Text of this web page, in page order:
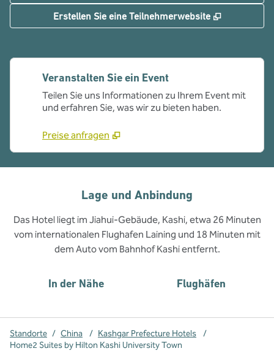
Erstellen Sie eine Teilnehmerwebsite ,
Veranstalten Sie ein Event
Teilen Sie uns Informationen zu Ihrem Event mit
und erfahren Sie, was wir zu bieten haben.
Preise anfragen
Lage und Anbindung
Das Hotel liegt im Jiahui-Gebäude, Kashi, etwa 26 Minuten
vom internationalen Flughafen Laining und 18 Minuten mit
dem Auto vom Bahnhof Kashi entfernt.
In der Nähe Flughäfen
Standorte / China / Kashgar Prefecture Hotels
/
Home2 Suites by Hilton Kashi University Town